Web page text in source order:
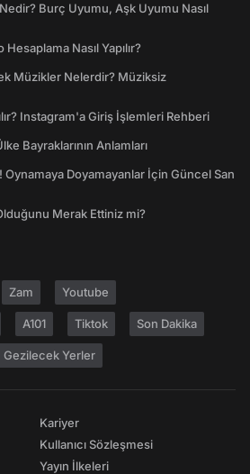
Burç Uyumu, Aşk Uyumu Nasıl
Nasıl Yapılır?
Müzikler Nelerdir? Müziksiz
Instagram'a Giriş İşlemleri Rehberi
Bayraklarının Anlamları
Oynamaya Doyamayanlar İçin Güncel San
Merak Ettiniz mi?
Zam Youtube
A101 Tiktok Son Dakika
Gezilecek Yerler
Kariyer
Kullanıcı Sözleşmesi
Yayın İlkeleri